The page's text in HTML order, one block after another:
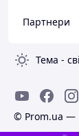
Партнери
Тема -
© Prom.ua —